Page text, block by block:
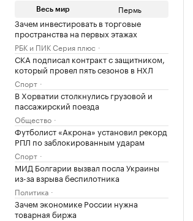
Весь мир Пермь
Зачем инвестировать в торговые
пространства на первых этажах
РБК и ПИК Серия плюс
СКА подписал контракт с защитником,
который провел пять сезонов в НХЛ
Спорт
В Хорватии столкнулись грузовой и
пассажирский поезда
Общество
Футболист «Акрона» установил рекорд
РПЛ по заблокированным ударам
Спорт
МИД Болгарии вызвал посла Украины
из-за взрыва беспилотника
Политика
Зачем экономике России нужна
товарная биржа